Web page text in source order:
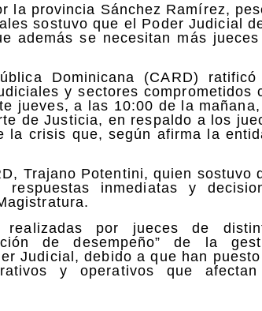
la provincia Sánchez Ramírez,
sostuvo que el Poder Judicial
además se necesitan más jueces
Dominicana (CARD) ratificó
y sectores comprometidos
jueves, a las 10:00 de la mañana,
de Justicia, en respaldo a los
la crisis que, según afirma la
Trajano Potentini, quien sostuvo
inmediatas y
por jueces de
de desempeño” de la
Judicial, debido a que han puesto
y operativos que